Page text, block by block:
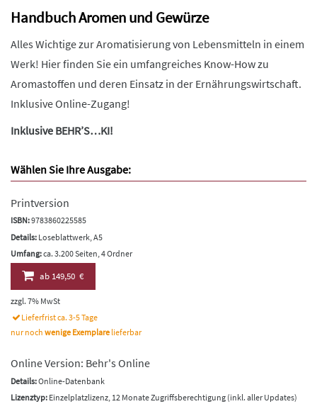
Handbuch Aromen und Gewürze
Alles Wichtige zur Aromatisierung von Lebensmitteln in einem
Werk! Hier finden Sie ein umfangreiches Know-How zu
Aromastoffen und deren Einsatz in der Ernährungswirtschaft.
Inklusive Online-Zugang!
Inklusive BEHR’S…KI!
Wählen Sie Ihre Ausgabe:
Printversion
ISBN:9783860225585
Details: Loseblattwerk, A5
Umfang:ca. 3.200 Seiten, 4 Ordner
ab149,50 €
zzgl. 7% MwSt
Lieferfrist ca. 3-5 Tage
nur noch wenige Exemplare lieferbar
Online Version: Behr's Online
Details:Online-Datenbank
Lizenztyp: Einzelplatzlizenz, 12 Monate Zugriffsberechtigung (inkl. aller Updates)